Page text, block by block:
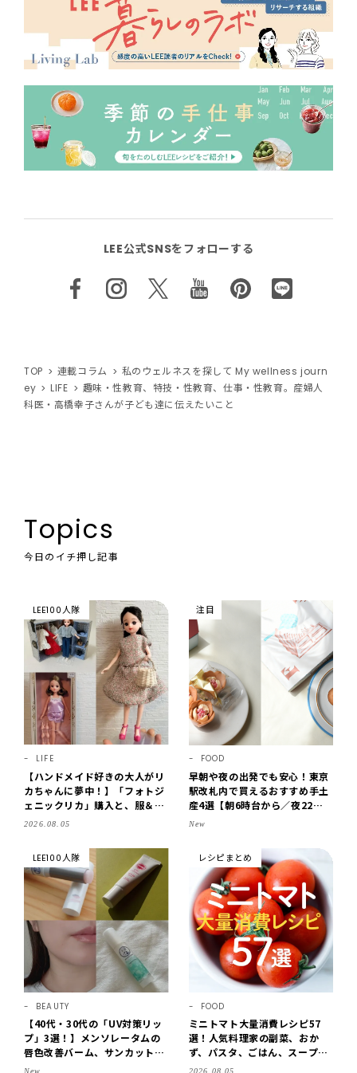
LEE公式SNSをフォローする
TOP 連載コラム
私のウェルネスを探して My wellness journ
ey
LIFE
趣味・性教育、特技・性教育、仕事・性教育。産婦人
科医・高橋幸子さんが子ども達に伝えたいこと
Topics
今日のイチ押し記事
LEE100人隊
LIFE
【ハンドメイド好きの大人がリ
カちゃんに夢中！】「フォトジ
ェニックリカ」購入と、服＆ク
ローゼットの手づくり実例をご
2026.08.05
注目
FOOD
早朝や夜の出発でも安心！東京
駅改札内で買えるおすすめ手土
産4選【朝6時台から／夜22時
まで営業】
New
LEE100人隊
BEAUTY
【40代・30代の「UV対策リッ
プ」3選！】メンソレータムの
唇色改善バーム、サンカットな
どを「夏の紫外線対策」に愛用
レシピまとめ
FOOD
ミニトマト大量消費レシピ57
選！人気料理家の副菜、おか
ず、パスタ、ごはん、スープま
で【保存版】